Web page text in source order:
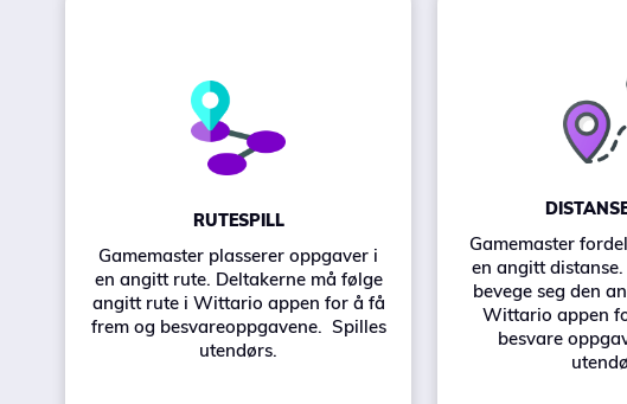
RUTESPILL
Gamemaster plasserer oppgaver i
en angitt rute. Deltakerne må følge
angitt rute i Wittario appen for å få
frem og besvareoppgavene. Spilles
utendørs.
Gamemaster
en angitt
bevege seg den
Wittario appen
besvare